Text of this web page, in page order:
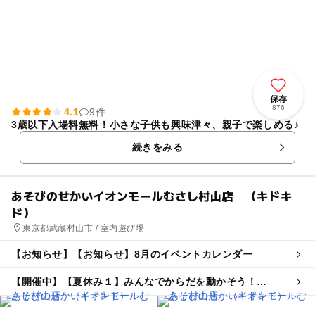
保存
876
4.1
9件
3歳以下入場料無料！小さな子供も興味津々、親子で楽しめる♪
続きをみる
あそびのせかいイオンモールむさし村山店 （キドキ
ド）
東京都武蔵村山市 / 室内遊び場
【お知らせ】【お知らせ】8月のイベントカレンダー
【開催中】【夏休み１】みんなでからだを動かそう！
Playful Moving